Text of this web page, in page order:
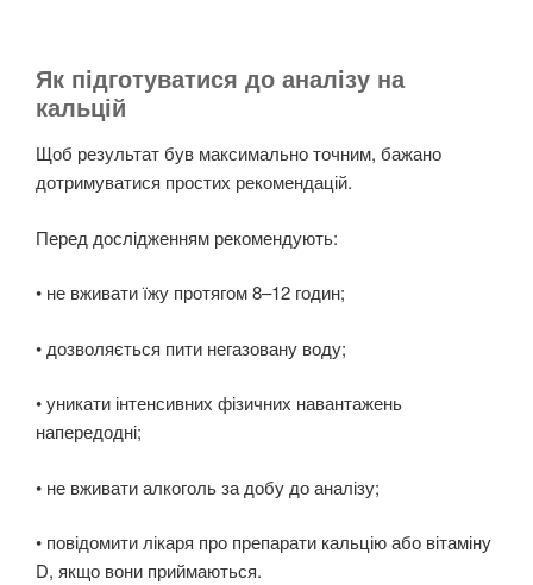
Як підготуватися до аналізу на
кальцій
Щоб результат був максимально точним, бажано
дотримуватися простих рекомендацій.
Перед дослідженням рекомендують:
• не вживати їжу протягом 8–12 годин;
• дозволяється пити негазовану воду;
• уникати інтенсивних фізичних навантажень
напередодні;
• не вживати алкоголь за добу до аналізу;
• повідомити лікаря про препарати кальцію або вітаміну
D, якщо вони приймаються.